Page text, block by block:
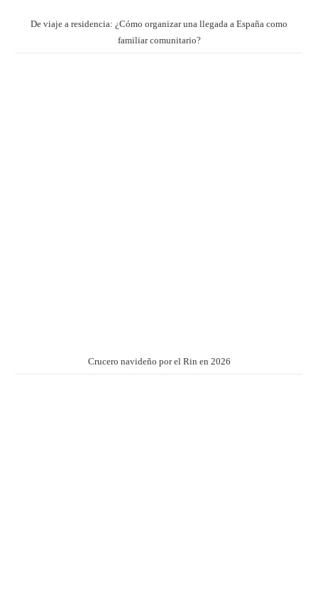
De viaje a residencia: ¿Cómo organizar una llegada a España como
familiar comunitario?
Crucero navideño por el Rin en 2026